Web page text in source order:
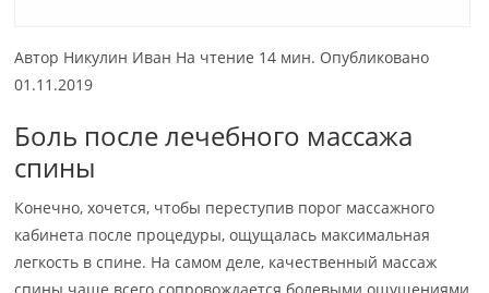
Автор Никулин Иван На чтение 14 мин. Опубликовано
01.11.2019
Боль после лечебного массажа
спины
Конечно, хочется, чтобы переступив порог массажного
кабинета после процедуры, ощущалась максимальная
легкость в спине. На самом деле, качественный массаж